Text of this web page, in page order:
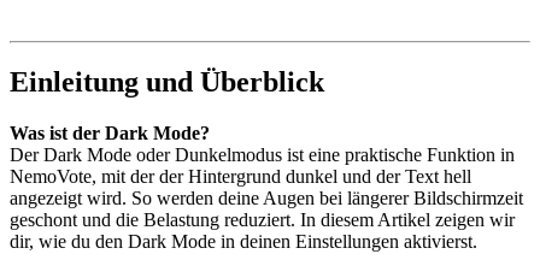
Einleitung und Überblick
Was ist der Dark Mode?
Der Dark Mode oder Dunkelmodus ist eine praktische Funktion in
NemoVote, mit der der Hintergrund dunkel und der Text hell
angezeigt wird. So werden deine Augen bei längerer Bildschirmzeit
geschont und die Belastung reduziert. In diesem Artikel zeigen wir
dir, wie du den Dark Mode in deinen Einstellungen aktivierst.